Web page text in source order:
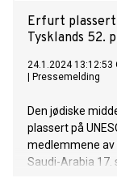
Erfurt plassert
Tysklands 52.
24.1.2024 13:12:53
Pressemelding
Den jødiske
plassert på
medlemmene av
Saudi-Arabia 17.